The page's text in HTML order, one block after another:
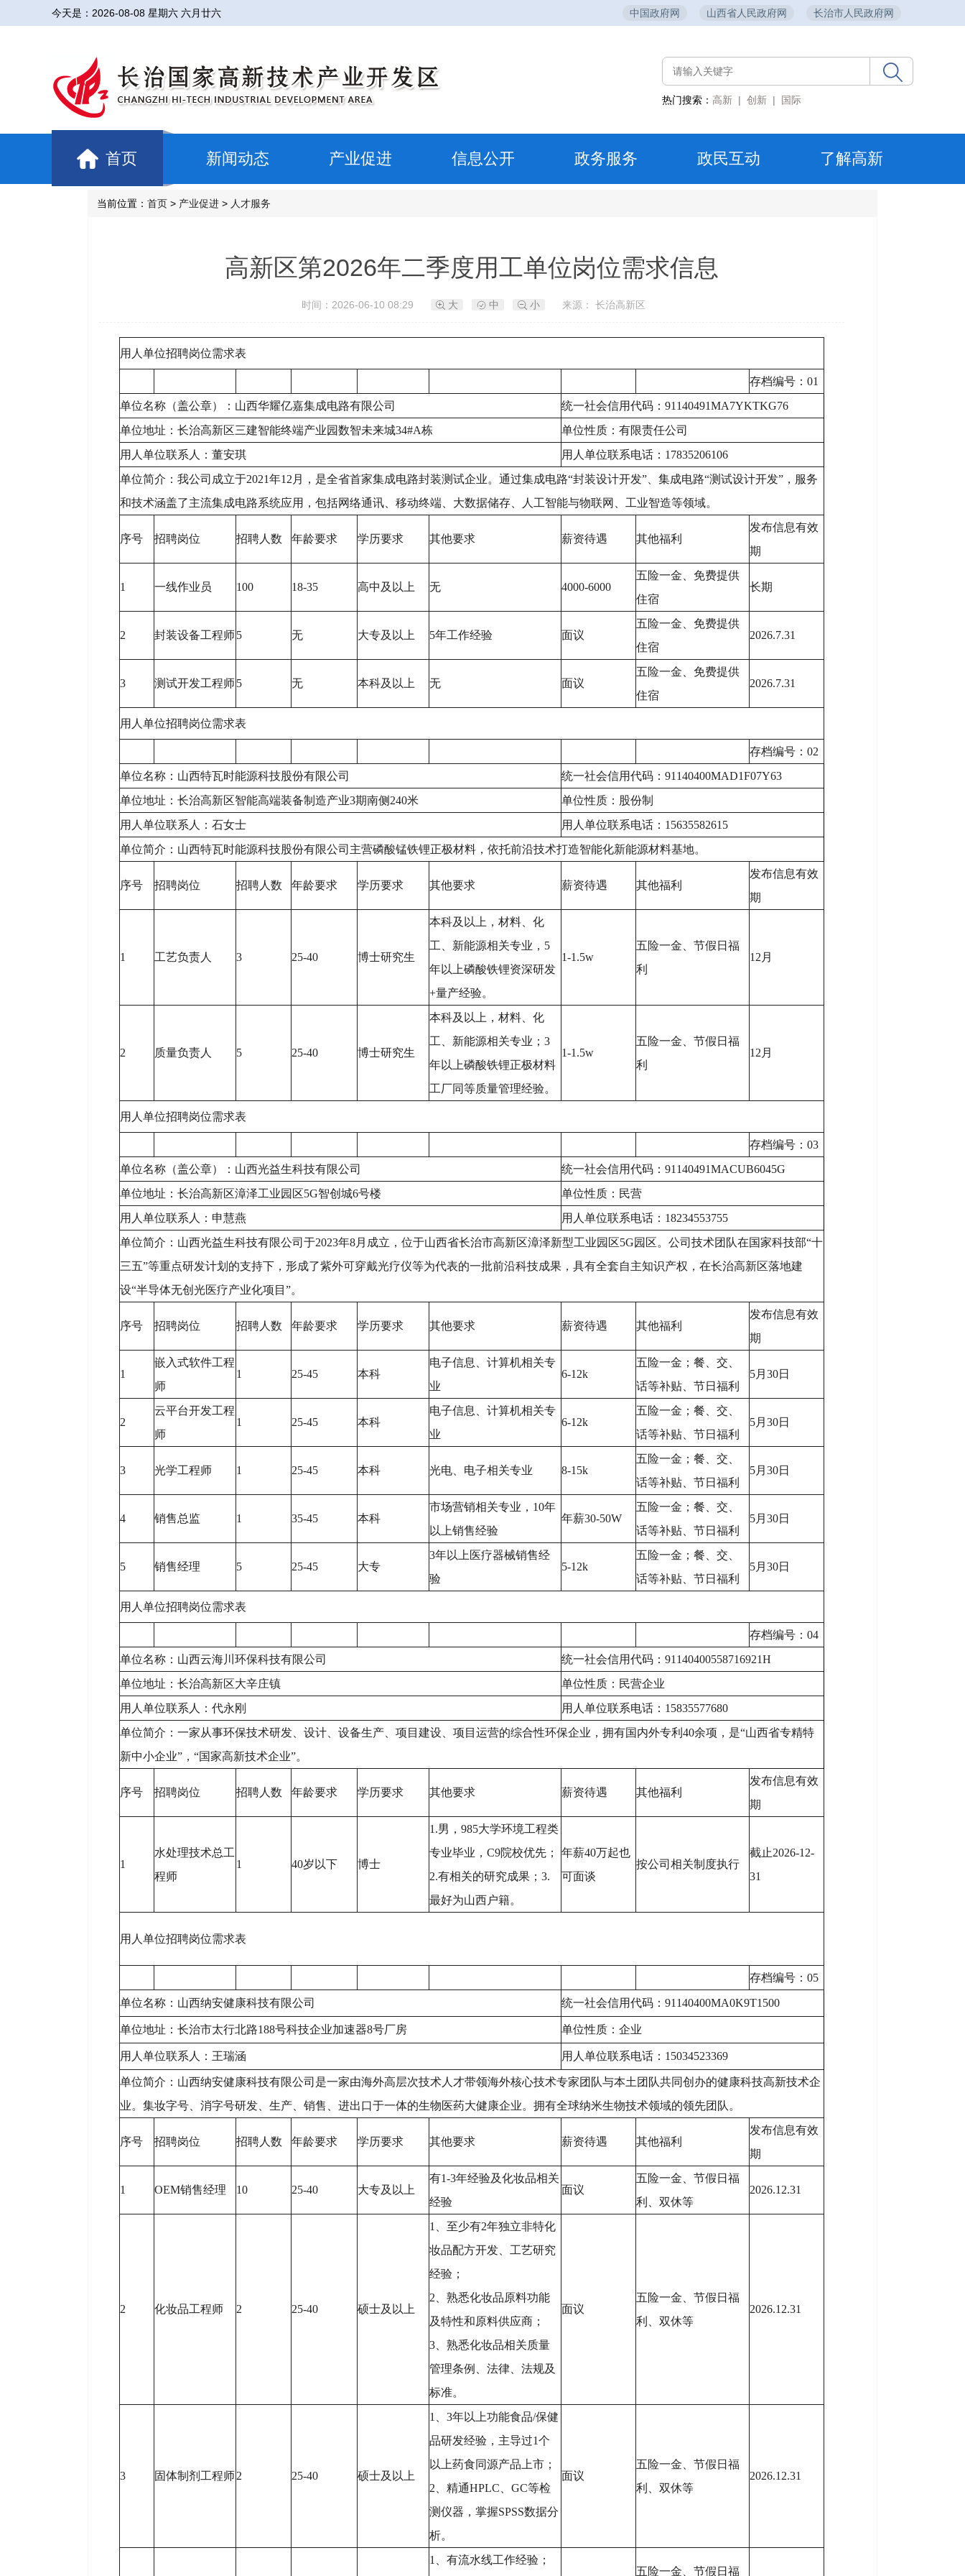
今天是： 2026-08-08 星期六 六月廿六 中国政府网 山西省人民政府网 长治市人民政府网
热门搜索： 高新 | 创新 | 国际
首页 新闻动态 产业促进 信息公开 政务服务 政民互动 了解高新
当前位置： 首页 > 产业促进 > 人才服务
高新区第2026年二季度用工单位岗位需求信息
时间：2026-06-10 08:29 大 中 小 来源： 长治高新区
用人单位招聘岗位需求表
存档编号：01
单位名称（盖公章）：山西华耀亿嘉集成电路有限公司
统一社会信用代码：91140491MA7YKTKG76
单位地址：长治高新区三建智能终端产业园数智未来城34#A栋
单位性质：有限责任公司
用人单位联系人：董安琪
用人单位联系电话：17835206106
单位简介：我公司成立于2021年12月，是全省首家集成电路封装测试企业。通过集成电路“封装设计开发”、集成电路“测试设计开发”，服务
和技术涵盖了主流集成电路系统应用，包括网络通讯、移动终端、大数据储存、人工智能与物联网、工业智造等领域。
序号 招聘岗位 招聘人数 年龄要求 学历要求 其他要求 薪资待遇 其他福利
发布信息有效
期
1 一线作业员 100 18-35 高中及以上 无 4000-6000
五险一金、免费提供
住宿
长期
2 封装设备工程师5 无 大专及以上 5年工作经验 面议
五险一金、免费提供
住宿
2026.7.31
3 测试开发工程师5 无 本科及以上 无 面议
五险一金、免费提供
住宿
2026.7.31
用人单位招聘岗位需求表
存档编号：02
单位名称：山西特瓦时能源科技股份有限公司
统一社会信用代码：91140400MAD1F07Y63
单位地址：长治高新区智能高端装备制造产业3期南侧240米
单位性质：股份制
用人单位联系人：石女士
用人单位联系电话：15635582615
单位简介：山西特瓦时能源科技股份有限公司主营磷酸锰铁锂正极材料，依托前沿技术打造智能化新能源材料基地。
序号 招聘岗位 招聘人数 年龄要求 学历要求 其他要求 薪资待遇 其他福利
发布信息有效
期
1 工艺负责人 3 25-40 博士研究生
本科及以上，材料、化
工、新能源相关专业，5
年以上磷酸铁锂资深研发
+量产经验。
1-1.5w
五险一金、节假日福
利
12月
2 质量负责人 5 25-40 博士研究生
本科及以上，材料、化
工、新能源相关专业；3
年以上磷酸铁锂正极材料
工厂同等质量管理经验。
1-1.5w
五险一金、节假日福
利
12月
用人单位招聘岗位需求表
存档编号：03
单位名称（盖公章）：山西光益生科技有限公司
统一社会信用代码：91140491MACUB6045G
单位地址：长治高新区漳泽工业园区5G智创城6号楼
单位性质：民营
用人单位联系人：申慧燕
用人单位联系电话：18234553755
单位简介：山西光益生科技有限公司于2023年8月成立，位于山西省长治市高新区漳泽新型工业园区5G园区。公司技术团队在国家科技部“十
三五”等重点研发计划的支持下，形成了紫外可穿戴光疗仪等为代表的一批前沿科技成果，具有全套自主知识产权，在长治高新区落地建
设“半导体无创光医疗产业化项目”。
序号 招聘岗位 招聘人数 年龄要求 学历要求 其他要求 薪资待遇 其他福利
发布信息有效
期
1
嵌入式软件工程
师
1 25-45 本科
电子信息、计算机相关专
业
6-12k
五险一金；餐、交、
话等补贴、节日福利
5月30日
2
云平台开发工程
师
1 25-45 本科
电子信息、计算机相关专
业
6-12k
五险一金；餐、交、
话等补贴、节日福利
5月30日
3 光学工程师 1 25-45 本科 光电、电子相关专业 8-15k
五险一金；餐、交、
话等补贴、节日福利
5月30日
4 销售总监 1 35-45 本科
市场营销相关专业，10年
以上销售经验
年薪30-50W
五险一金；餐、交、
话等补贴、节日福利
5月30日
5 销售经理 5 25-45 大专
3年以上医疗器械销售经
验
5-12k
五险一金；餐、交、
话等补贴、节日福利
5月30日
用人单位招聘岗位需求表
存档编号：04
单位名称：山西云海川环保科技有限公司
统一社会信用代码：91140400558716921H
单位地址：长治高新区大辛庄镇
单位性质：民营企业
用人单位联系人：代永刚
用人单位联系电话：15835577680
单位简介：一家从事环保技术研发、设计、设备生产、项目建设、项目运营的综合性环保企业，拥有国内外专利40余项，是“山西省专精特
新中小企业”，“国家高新技术企业”。
序号 招聘岗位 招聘人数 年龄要求 学历要求 其他要求 薪资待遇 其他福利
发布信息有效
期
1
水处理技术总工
程师
1 40岁以下 博士
1.男，985大学环境工程类
专业毕业，C9院校优先；
2.有相关的研究成果；3.
最好为山西户籍。
年薪40万起也
可面谈
按公司相关制度执行
截止2026-12-
31
用人单位招聘岗位需求表
存档编号：05
单位名称：山西纳安健康科技有限公司 统一社会信用代码：91140400MA0K9T1500
单位地址：长治市太行北路188号科技企业加速器8号厂房 单位性质：企业
用人单位联系人：王瑞涵 用人单位联系电话：15034523369
单位简介：山西纳安健康科技有限公司是一家由海外高层次技术人才带领海外核心技术专家团队与本土团队共同创办的健康科技高新技术企
业。集妆字号、消字号研发、生产、销售、进出口于一体的生物医药大健康企业。拥有全球纳米生物技术领域的领先团队。
序号 招聘岗位 招聘人数 年龄要求 学历要求 其他要求 薪资待遇 其他福利
发布信息有效
期
1 OEM销售经理 10 25-40 大专及以上
有1-3年经验及化妆品相关
经验
面议
五险一金、节假日福
利、双休等
2026.12.31
2 化妆品工程师 2 25-40 硕士及以上
1、至少有2年独立非特化
妆品配方开发、工艺研究
经验；
2、熟悉化妆品原料功能
及特性和原料供应商；
3、熟悉化妆品相关质量
管理条例、法律、法规及
标准。
面议
五险一金、节假日福
利、双休等
2026.12.31
3 固体制剂工程师2 25-40 硕士及以上
1、3年以上功能食品/保健
品研发经验，主导过1个
以上药食同源产品上市；
2、精通HPLC、GC等检
测仪器，掌握SPSS数据分
析。
面议
五险一金、节假日福
利、双休等
2026.12.31
1、有流水线工作经验；
五险一金、节假日福